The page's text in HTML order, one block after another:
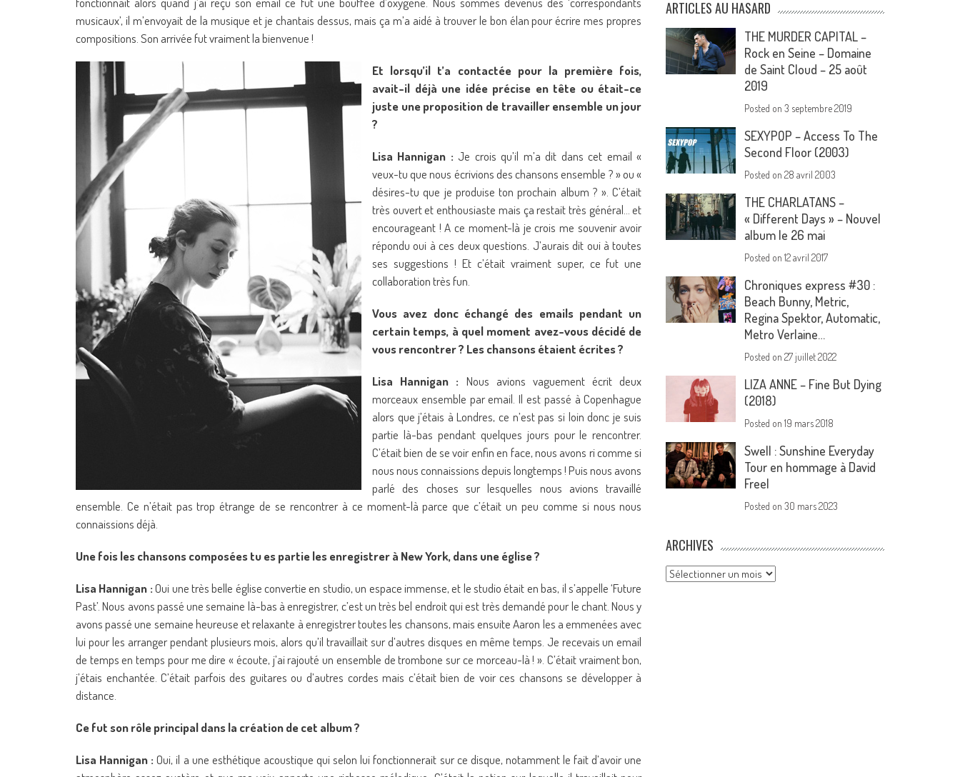
musicaux’, il m’envoyait de la musique et je chantais dessus, mais ça m’a aidé à trouver le bon élan pour écrire mes propres
compositions. Son arrivée fut vraiment la bienvenue !
Et lorsqu’il t’a contactée pour la première fois,
avait-il déjà une idée précise en tête ou était-ce
juste une proposition de travailler ensemble un jour
?
Lisa Hannigan : Je crois qu’il m’a dit dans cet email «
veux-tu que nous écrivions des chansons ensemble ? » ou «
désires-tu que je produise ton prochain album ? ». C’était
très ouvert et enthousiaste mais ça restait très général… et
encourageant ! A ce moment-là je crois me souvenir avoir
répondu oui à ces deux questions. J’aurais dit oui à toutes
ses suggestions ! Et c’était vraiment super, ce fut une
collaboration très fun.
Vous avez donc échangé des emails pendant un
certain temps, à quel moment avez-vous décidé de
vous rencontrer ? Les chansons étaient écrites ?
Lisa Hannigan : Nous avions vaguement écrit deux
morceaux ensemble par email. Il est passé à Copenhague
alors que j’étais à Londres, ce n’est pas si loin donc je suis
partie là-bas pendant quelques jours pour le rencontrer.
C’était bien de se voir enfin en face, nous avons ri comme si
nous nous connaissions depuis longtemps ! Puis nous avons
parlé des choses sur lesquelles nous avions travaillé
ensemble. Ce n’était pas trop étrange de se rencontrer à ce moment-là parce que c’était un peu comme si nous nous
connaissions déjà.
Une fois les chansons composées tu es partie les enregistrer à New York, dans une église ?
Lisa Hannigan :Oui une très belle église convertie en studio, un espace immense, et le studio était en bas, il s’appelle ‘Future
Past’. Nous avons passé une semaine là-bas à enregistrer, c’est un très bel endroit qui est très demandé pour le chant. Nous y
avons passé une semaine heureuse et relaxante à enregistrer toutes les chansons, mais ensuite Aaron les a emmenées avec
lui pour les arranger pendant plusieurs mois, alors qu’il travaillait sur d’autres disques en même temps. Je recevais un email
de temps en temps pour me dire « écoute, j’ai rajouté un ensemble de trombone sur ce morceau-là ! ». C’était vraiment bon,
j’étais enchantée. C’était parfois des guitares ou d’autres cordes mais c’était bien de voir ces chansons se développer à
distance.
Ce fut son rôle principal dans la création de cet album ?
Lisa Hannigan : Oui, il a une esthétique acoustique qui selon lui fonctionnerait sur ce disque, notamment le fait d’avoir une
ARTICLES AU HASARD
THE MURDER CAPITAL –
Rock en Seine – Domaine
de Saint Cloud – 25 août
2019
Posted on3 septembre 2019
SEXYPOP – Access To The
Second Floor (2003)
Posted on28 avril 2003
THE CHARLATANS –
« Different Days » – Nouvel
album le 26 mai
Posted on12 avril 2017
Chroniques express #30 :
Beach Bunny, Metric,
Regina Spektor, Automatic,
Metro Verlaine…
Posted on27 juillet 2022
LIZA ANNE – Fine But Dying
(2018)
Posted on19 mars 2018
Swell : Sunshine Everyday
Tour en hommage à David
Freel
Posted on30 mars 2023
ARCHIVES
Archives